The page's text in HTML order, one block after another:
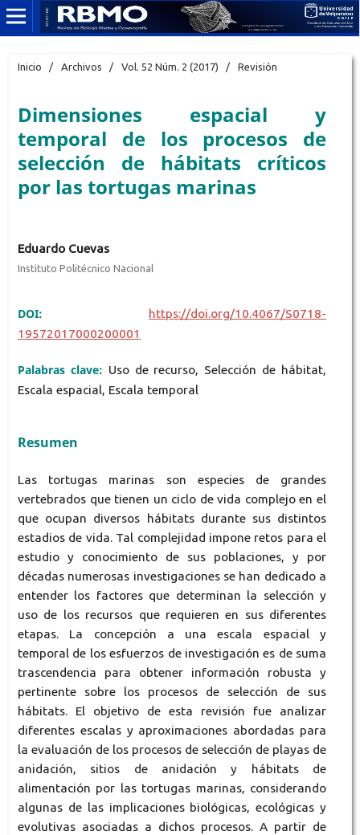
Inicio / Archivos / Vol. 52 Núm. 2 (2017) / Revisión
Dimensiones espacial y
temporal de los procesos de
selección de hábitats críticos
por las tortugas marinas
Eduardo Cuevas
Instituto Politécnico Nacional
DOI:
https://doi.org/10.4067/S0718-
19572017000200001
Palabras clave: Uso de recurso, Selección de hábitat,
Escala espacial, Escala temporal
Resumen
Las tortugas marinas son especies de grandes
vertebrados que tienen un ciclo de vida complejo en el
que ocupan diversos hábitats durante sus distintos
estadios de vida. Tal complejidad impone retos para el
estudio y conocimiento de sus poblaciones, y por
décadas numerosas investigaciones se han dedicado a
entender los factores que determinan la selección y
uso de los recursos que requieren en sus diferentes
etapas. La concepción a una escala espacial y
temporal de los esfuerzos de investigación es de suma
trascendencia para obtener información robusta y
pertinente sobre los procesos de selección de sus
hábitats. El objetivo de esta revisión fue analizar
diferentes escalas y aproximaciones abordadas para
la evaluación de los procesos de selección de playas de
anidación, sitios de anidación y hábitats de
alimentación por las tortugas marinas, considerando
algunas de las implicaciones biológicas, ecológicas y
evolutivas asociadas a dichos procesos. A partir de